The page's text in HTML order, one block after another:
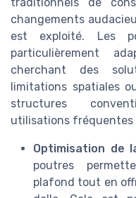
changements
est exploité. Les
particulièrement
cherchant des
limitations spatiales
structures
utilisations fréquentes
Optimisation de
poutres
plafond tout en